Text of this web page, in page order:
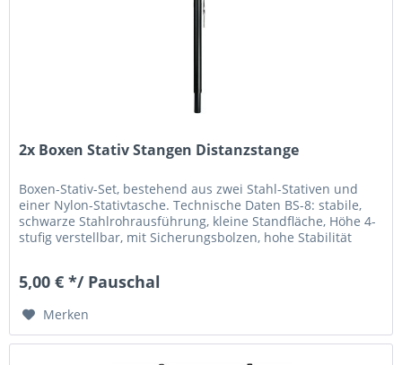
2x Boxen Stativ Stangen Distanzstange
Boxen-Stativ-Set, bestehend aus zwei Stahl-Stativen und
einer Nylon-Stativtasche. Technische Daten BS-8: stabile,
schwarze Stahlrohrausführung, kleine Standfläche, Höhe 4-
stufig verstellbar, mit Sicherungsbolzen, hohe Stabilität
5,00 € */ Pauschal
Merken